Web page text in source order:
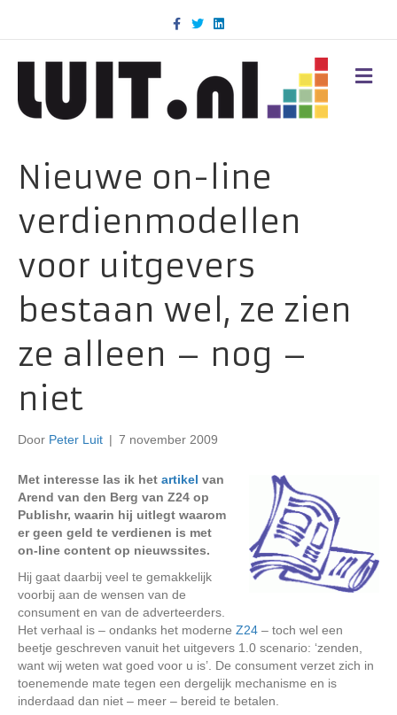
c
k
T
w
i
n
d
M
E
Nieuwe on-line
verdienmodellen
voor uitgevers
bestaan wel, ze zien
ze alleen – nog –
niet
Door Peter Luit | 7 november 2009
Met interesse las ik het artikel van
Arend van den Berg van Z24 op
Publishr, waarin hij uitlegt waarom
er geen geld te verdienen is met
on-line content op nieuwssites.
Hij gaat daarbij veel te gemakkelijk
voorbij aan de wensen van de
consument en van de adverteerders.
Het verhaal is – ondanks het moderne Z24 – toch wel een
beetje geschreven vanuit het uitgevers 1.0 scenario: ‘zenden,
want wij weten wat goed voor u is’. De consument verzet zich in
toenemende mate tegen een dergelijk mechanisme en is
inderdaad dan niet – meer – bereid te betalen.